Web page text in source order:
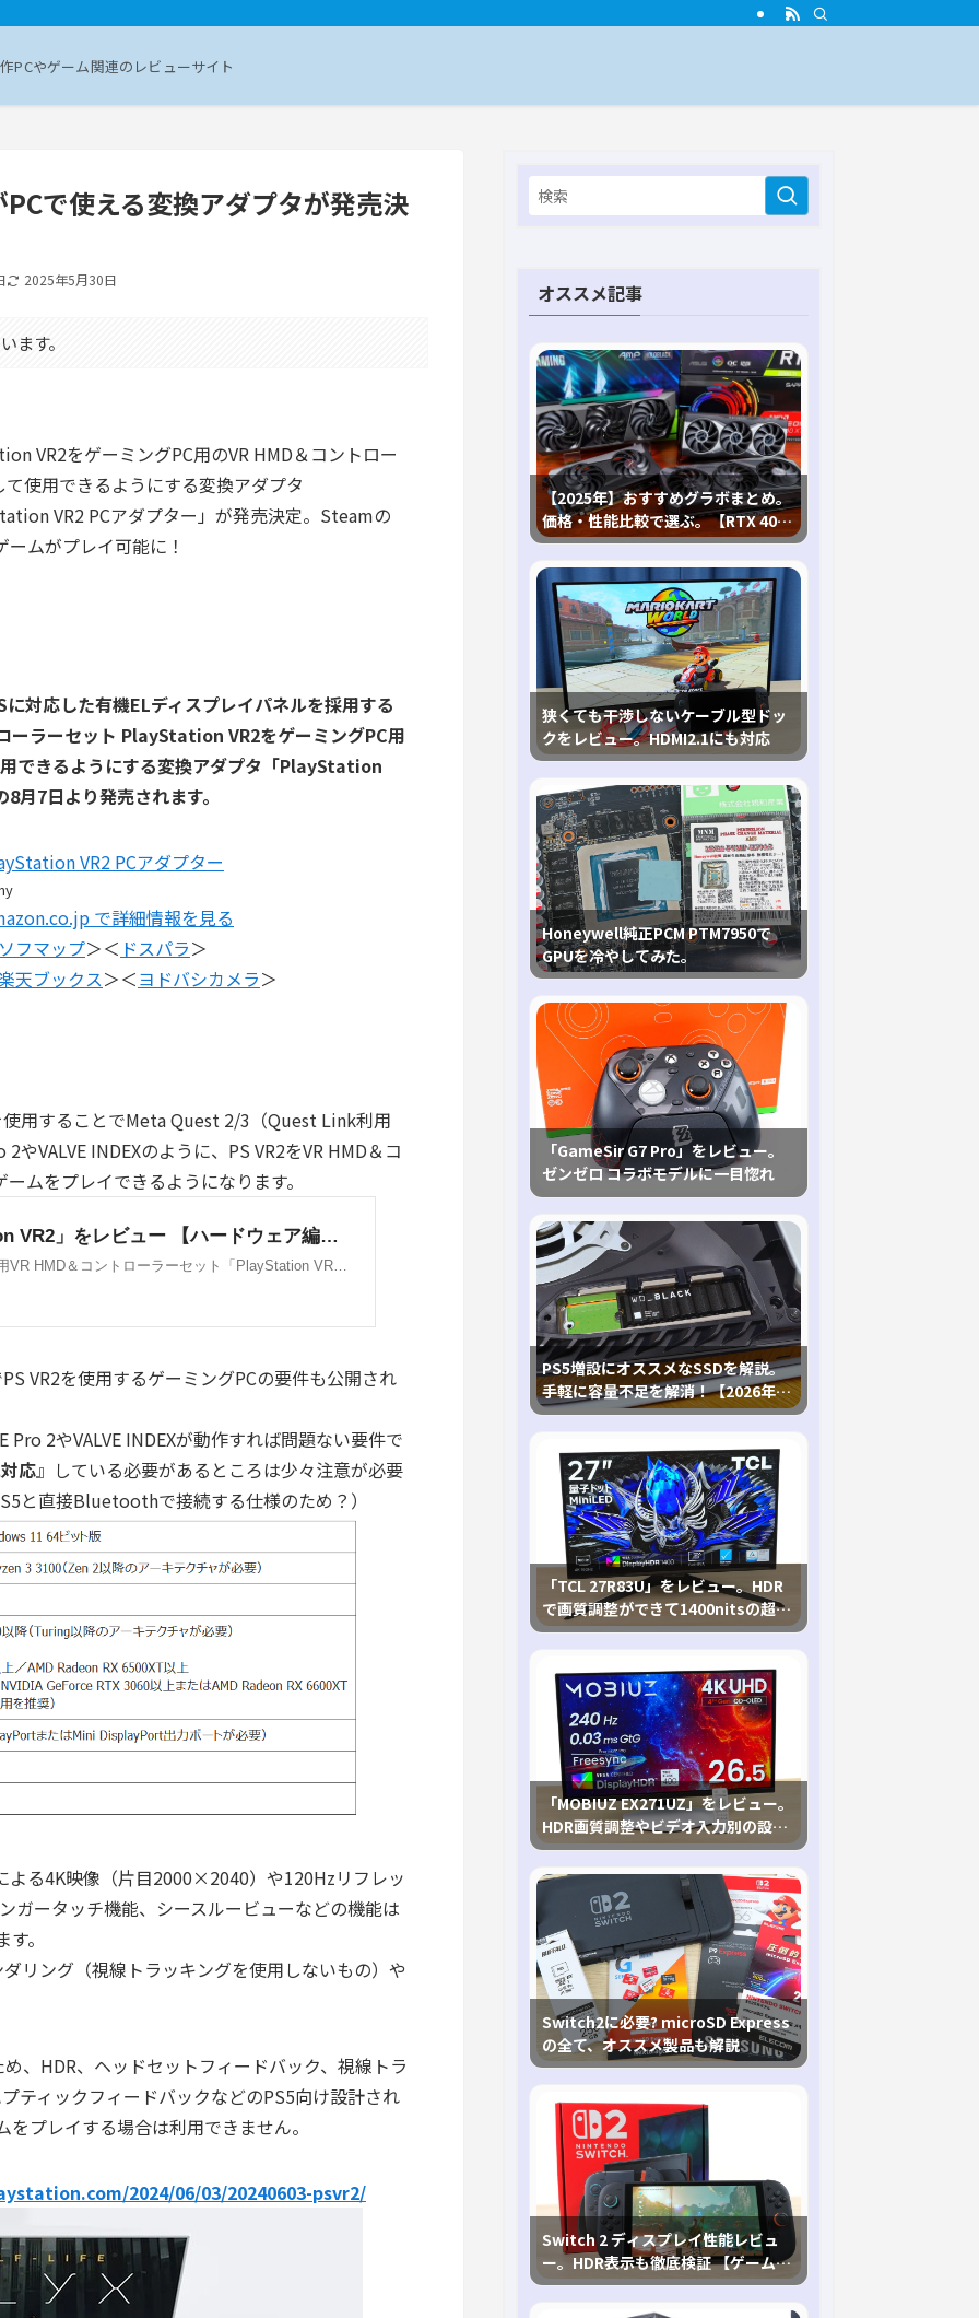
PCやゲーム関連のレビューサイト
で使える変換アダプタが発売決
2025年5月30日
ます。
VR2をゲーミングPC用のVR HMD＆コントロー
て使用できるようにする変換アダプタ
VR2 PCアダプター」が発売決定。Steamの
ームがプレイ可能に！
対応した有機ELディスプレイパネルを採用する
ラーセット PlayStation VR2をゲーミングPC用
できるようにする変換アダプタ「PlayStation
月7日より発売されます。
VR2 PCアダプター
で詳細情報を見る
フマップ＞＜ ドスパラ＞
天ブックス＞＜ヨドバシカメラ＞
用することでMeta Quest 2/3（Quest Link利用
やVALVE INDEXのように、PS VR2をVR HMD＆コ
ムをプレイできるようになります。
VR2を使用するゲーミングPCの要件も公開され
Pro 2やVALVE INDEXが動作すれば問題ない要件で
応』している必要があるところは少々注意が必要
と直接Bluetoothで接続する仕様のため？）
よる4K映像（片目2000×2040）や120Hzリフレッ
ガータッチ機能、シースルービューなどの機能は
。
リング（視線トラッキングを使用しないもの）や
、HDR、ヘッドセットフィードバック、視線トラ
ティックフィードバックなどのPS5向け設計され
プレイする場合は利用できません。
2024/06/03/20240603-psvr2/
オススメ記事
【2025年】おすすめグラボまとめ。
価格・性能比較で選ぶ。【RTX 40,
RX 7000各種に対応】
狭くても干渉しないケーブル型ドッ
クをレビュー。HDMI2.1にも対応
Honeywell純正PCM PTM7950で
GPUを冷やしてみた。
「GameSir G7 Pro」をレビュー。
ゼンゼロ コラボモデルに一目惚れ
PS5増設にオススメなSSDを解説。
手軽に容量不足を解消！【2026年最
新、PS5 Proにも対応】
「TCL 27R83U」をレビュー。HDR
で画質調整ができて1400nitsの超高
輝度も発揮！
「MOBIUZ EX271UZ」をレビュー。
HDR画質調整やビデオ入力別の設定
が可能な4K有機ELゲーミングモニタ
を徹底検証
Switch2に必要? microSD Express
の全て、オススメ製品も解説
Switch 2 ディスプレイ性能レビュ
ー。HDR表示も徹底検証 【ゲームに
おけるHDRの未来を切り開く1台！】